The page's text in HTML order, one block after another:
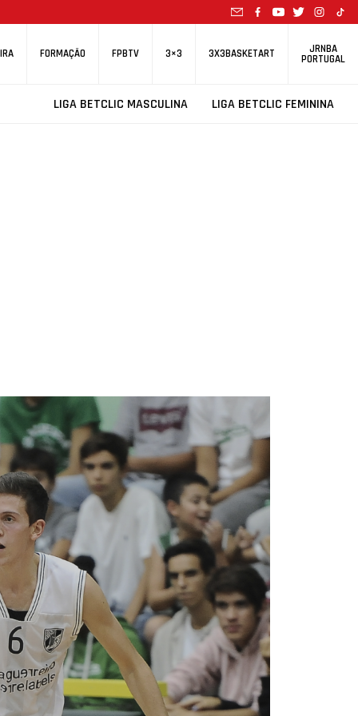
FORMAÇÃO FPBTV 3×3 3X3BASKETART JRNBA
PORTUGAL
LIGA BETCLIC MASCULINA LIGA BETCLIC FEMININA